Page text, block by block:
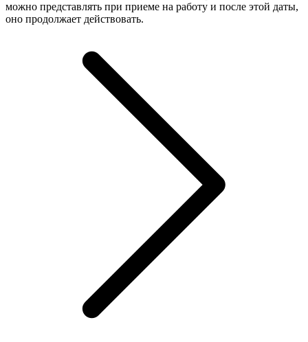
можно представлять при приеме на работу и после этой даты,
оно продолжает действовать.